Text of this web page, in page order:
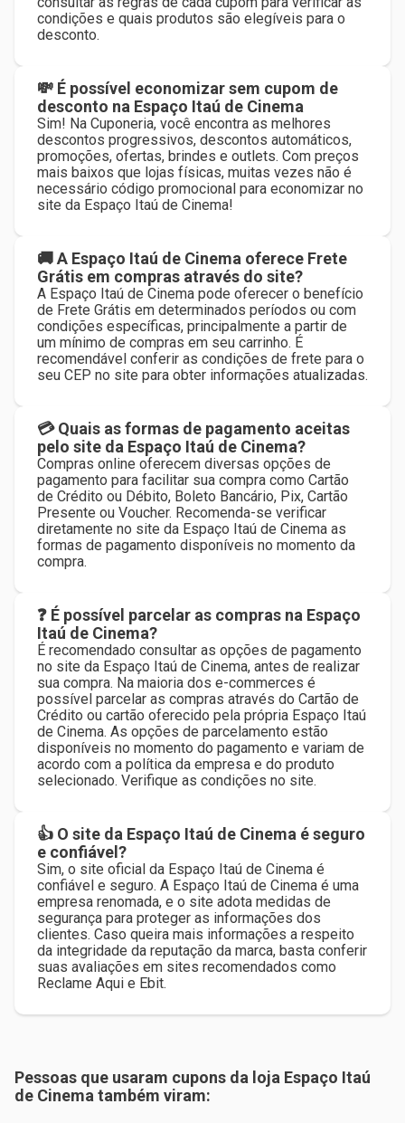
condições e quais produtos são elegíveis para o
desconto.
💸 É possível economizar sem cupom de
desconto na Espaço Itaú de Cinema
Sim! Na Cuponeria, você encontra as melhores
descontos progressivos, descontos automáticos,
promoções, ofertas, brindes e outlets. Com preços
mais baixos que lojas físicas, muitas vezes não é
necessário código promocional para economizar no
site da Espaço Itaú de Cinema!
🚚 A Espaço Itaú de Cinema oferece Frete
Grátis em compras através do site?
A Espaço Itaú de Cinema pode oferecer o benefício
de Frete Grátis em determinados períodos ou com
condições específicas, principalmente a partir de
um mínimo de compras em seu carrinho. É
recomendável conferir as condições de frete para o
seu CEP no site para obter informações atualizadas.
💳 Quais as formas de pagamento aceitas
pelo site da Espaço Itaú de Cinema?
Compras online oferecem diversas opções de
pagamento para facilitar sua compra como Cartão
de Crédito ou Débito, Boleto Bancário, Pix, Cartão
Presente ou Voucher. Recomenda-se verificar
diretamente no site da Espaço Itaú de Cinema as
formas de pagamento disponíveis no momento da
compra.
❓ É possível parcelar as compras na Espaço
Itaú de Cinema?
É recomendado consultar as opções de pagamento
no site da Espaço Itaú de Cinema, antes de realizar
sua compra. Na maioria dos e-commerces é
possível parcelar as compras através do Cartão de
Crédito ou cartão oferecido pela própria Espaço Itaú
de Cinema. As opções de parcelamento estão
disponíveis no momento do pagamento e variam de
acordo com a política da empresa e do produto
selecionado. Verifique as condições no site.
👍 O site da Espaço Itaú de Cinema é seguro
e confiável?
Sim, o site oficial da Espaço Itaú de Cinema é
confiável e seguro. A Espaço Itaú de Cinema é uma
empresa renomada, e o site adota medidas de
segurança para proteger as informações dos
clientes. Caso queira mais informações a respeito
da integridade da reputação da marca, basta conferir
suas avaliações em sites recomendados como
Reclame Aqui e Ebit.
Pessoas que usaram cupons da loja Espaço Itaú
de Cinema também viram: